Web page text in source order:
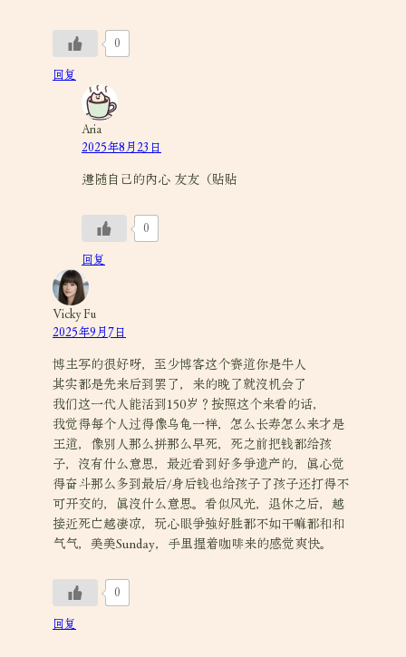
0
回复
Aria
2025年8月23日
遵随自己的内心 友友（贴贴
0
回复
Vicky Fu
2025年9月7日
博主写的很好呀，至少博客这个赛道你是牛人
其实都是先来后到罢了，来的晚了就没机会了
我们这一代人能活到150岁？按照这个来看的话，
我觉得每个人过得像乌龟一样，怎么长寿怎么来才是
王道，像别人那么拼那么早死，死之前把钱都给孩
子，没有什么意思，最近看到好多争遗产的，真心觉
得奋斗那么多到最后/身后钱也给孩子了孩子还打得不
可开交的，真没什么意思。看似风光，退休之后，越
接近死亡越凄凉，玩心眼争强好胜都不如干嘛都和和
气气，美美Sunday，手里握着咖啡来的感觉爽快。
0
回复